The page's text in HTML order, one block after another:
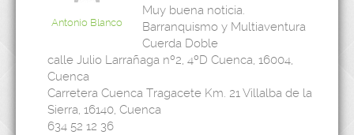
Antonio Blanco
Muy buena noticia.
Barranquismo y Multiaventura
Cuerda Doble
calle Julio Larrañaga nº2, 4ºD Cuenca, 16004,
Cuenca
Carretera Cuenca Tragacete Km. 21 Villalba de la
Sierra, 16140, Cuenca
634 52 12 36